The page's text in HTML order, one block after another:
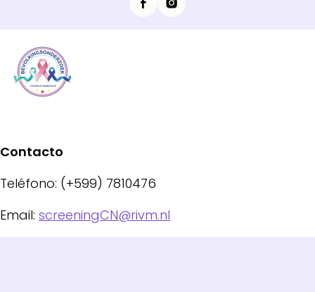
Contacto
Teléfono: (+599) 7810476
Email: screeningCN@rivm.nl